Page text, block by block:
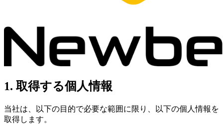
1. 取得する個人情報
当社は、以下の目的で必要な範囲に限り、以下の個人情報を
取得します。